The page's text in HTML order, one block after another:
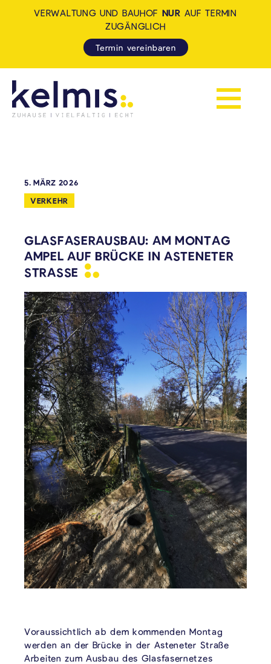
Navigation
VERWALTUNG UND BAUHOF NUR AUF TERMIN
ZUGÄNGLICH
Termin vereinbaren
5. MÄRZ 2026
VERKEHR
GLASFASERAUSBAU: AM MONTAG
AMPEL AUF BRÜCKE IN ASTENETER
STRASSE
Voraussichtlich ab dem kommenden Montag
werden an der Brücke in der Asteneter Straße
Arbeiten zum Ausbau des Glasfasernetzes